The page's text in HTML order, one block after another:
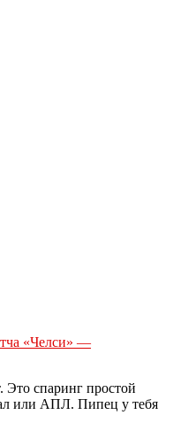
«Челси» —
спаринг простой
или АПЛ. Пипец у тебя